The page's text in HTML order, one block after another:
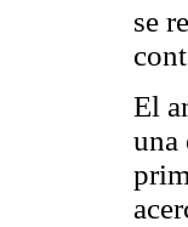
se
El
una